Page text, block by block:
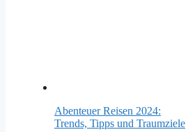
Abenteuer Reisen 2024:
Trends, Tipps und Traumziele